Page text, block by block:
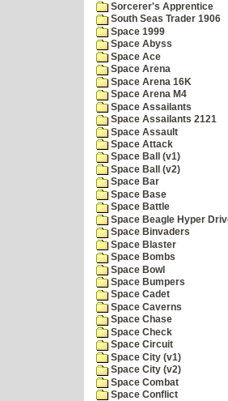
Sorcerer's Apprentice
South Seas Trader 1906
Space 1999
Space Abyss
Space Ace
Space Arena
Space Arena 16K
Space Arena M4
Space Assailants
Space Assailants 2121
Space Assault
Space Attack
Space Ball (v1)
Space Ball (v2)
Space Bar
Space Base
Space Battle
Space Beagle Hyper
Space Binvaders
Space Blaster
Space Bombs
Space Bowl
Space Bumpers
Space Cadet
Space Caverns
Space Chase
Space Check
Space Circuit
Space City (v1)
Space City (v2)
Space Combat
Space Conflict